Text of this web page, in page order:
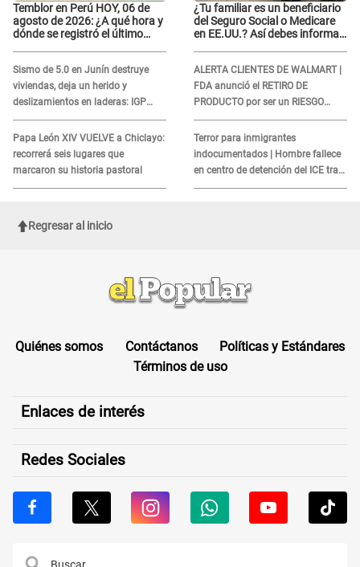
Temblor en Perú HOY, 06 de
agosto de 2026: ¿A qué hora y
dónde se registró el último
Sismo de 5.0 en Junín destruye
viviendas, deja un herido y
deslizamientos en laderas: IGP
alerta sobre posibles réplicas
Papa León XIV VUELVE a Chiclayo:
recorrerá seis lugares que
marcaron su historia pastoral
¿Tu familiar es un beneficiario
del Seguro Social o Medicare
en EE.UU.? Así debes informar
ALERTA CLIENTES DE WALMART |
FDA anunció el RETIRO DE
PRODUCTO por ser un RIESGO
MORTAL para consumidores: ¿Cuál
es?
Terror para inmigrantes
indocumentados | Hombre fallece
en centro de detención del ICE tras
sufrir una "emergencia médica"
Regresar al inicio
Quiénes somos Contáctanos
Políticas y Estándares
Términos de uso
Enlaces de interés
Redes Sociales